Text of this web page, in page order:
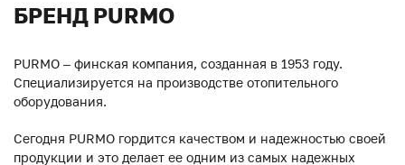
БРЕНД PURMO
PURMO – финская компания, созданная в 1953 году.
Специализируется на производстве отопительного
оборудования.
Сегодня PURMO гордится качеством и надежностью своей
продукции и это делает ее одним из самых надежных